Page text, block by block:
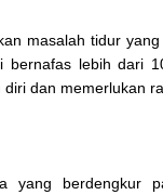
masalah tidur
bernafas lebih dari
diri dan memerlukan
yang berdengkur